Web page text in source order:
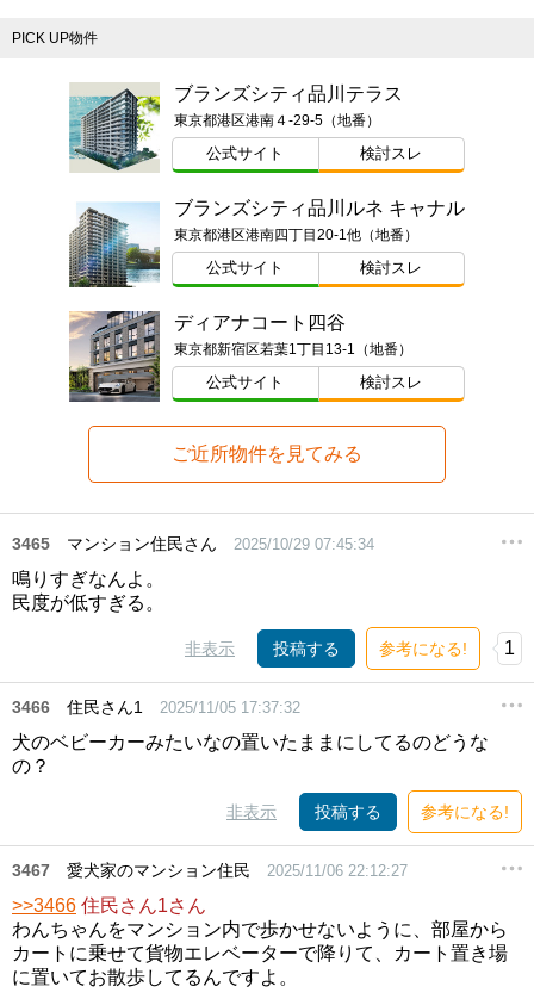
PICK UP物件
ブランズシティ品川テラス
東京都港区港南４-29-5（地番）
公式サイト 検討スレ
ブランズシティ品川ルネ キャナル
東京都港区港南四丁目20-1他（地番）
公式サイト 検討スレ
ディアナコート四谷
東京都新宿区若葉1丁目13-1（地番）
公式サイト 検討スレ
ご近所物件を見てみる
3465 マンション住民さん 2025/10/29 07:45:34
鳴りすぎなんよ。
民度が低すぎる。
非表示 投稿する 参考になる! 1
3466 住民さん1 2025/11/05 17:37:32
犬のベビーカーみたいなの置いたままにしてるのどうな
の？
非表示 投稿する 参考になる!
3467 愛犬家のマンション住民 2025/11/06 22:12:27
>>3466 住民さん1さん
わんちゃんをマンション内で歩かせないように、部屋から
カートに乗せて貨物エレベーターで降りて、カート置き場
に置いてお散歩してるんですよ。